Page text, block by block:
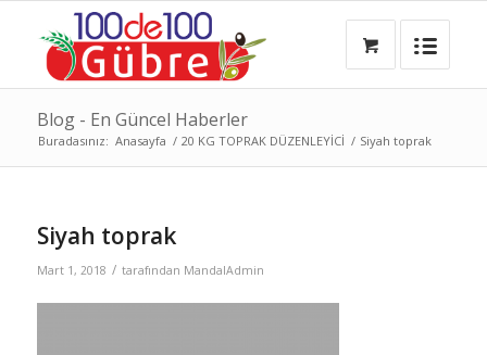
Blog - En Güncel Haberler
Buradasınız: Anasayfa / 20 KG TOPRAK DÜZENLEYİCİ / Siyah toprak
Siyah toprak
Mart 1, 2018 / tarafından MandalAdmin